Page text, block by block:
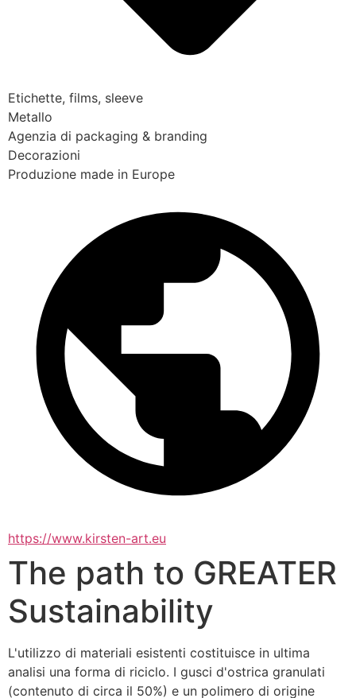
Etichette, films, sleeve
Metallo
Agenzia di packaging & branding
Decorazioni
Produzione made in Europe
https://www.kirsten-art.eu
The path to GREATER
Sustainability
L'utilizzo di materiali esistenti costituisce in ultima
analisi una forma di riciclo. I gusci d'ostrica granulati
(contenuto di circa il 50%) e un polimero di origine